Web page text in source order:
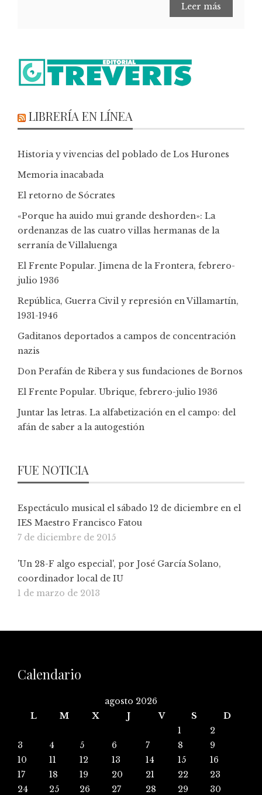
Leer más
LIBRERÍA EN LÍNEA
Historia y vivencias del poblado de Los Hurones
Memoria inacabada
El retorno de Sócrates
«Porque ha auido mui grande deshorden»: La
ordenanzas de las cuatro villas hermanas de la
serranía de Villaluenga
El Frente Popular. Jimena de la Frontera, febrero-
julio 1936
República, Guerra Civil y represión en Villamartín,
1931-1946
Gaditanos deportados a campos de concentración
nazis
Don Perafán de Ribera y sus fundaciones de Bornos
El Frente Popular. Ubrique, febrero-julio 1936
Juntar las letras. La alfabetización en el campo: del
afán de saber a la autogestión
FUE NOTICIA
Espectáculo musical el sábado 12 de diciembre en el
IES Maestro Francisco Fatou
7 de diciembre de 2015
'Un 28-F algo especial', por José García Solano,
coordinador local de IU
1 de marzo de 2013
Calendario
agosto 2026
L
M X J V S
D
1
2
3
4 5 6 7 8
9
10
11 12 13 14 15
16
17
18 19 20 21 22
23
24
25 26 27 28 29
30